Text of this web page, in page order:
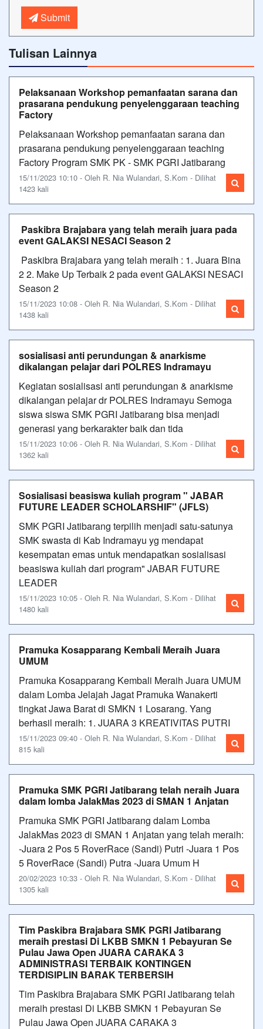
Submit
Tulisan Lainnya
Pelaksanaan Workshop pemanfaatan sarana dan
prasarana pendukung penyelenggaraan teaching
Factory
Pelaksanaan Workshop pemanfaatan sarana dan
prasarana pendukung penyelenggaraan teaching
Factory Program SMK PK - SMK PGRI Jatibarang
15/11/2023 10:10 - Oleh R. Nia Wulandari, S.Kom - Dilihat
1423 kali
Paskibra Brajabara yang telah meraih juara pada
event GALAKSI NESACI Season 2
Paskibra Brajabara yang telah meraih : 1. Juara Bina
2 2. Make Up Terbaik 2 pada event GALAKSI NESACI
Season 2
15/11/2023 10:08 - Oleh R. Nia Wulandari, S.Kom - Dilihat
1438 kali
sosialisasi anti perundungan & anarkisme
dikalangan pelajar dari POLRES Indramayu
Kegiatan sosialisasi anti perundungan & anarkisme
dikalangan pelajar dr POLRES Indramayu Semoga
siswa siswa SMK PGRI Jatibarang bisa menjadi
generasi yang berkarakter baik dan tida
15/11/2023 10:06 - Oleh R. Nia Wulandari, S.Kom - Dilihat
1362 kali
Sosialisasi beasiswa kuliah program " JABAR
FUTURE LEADER SCHOLARSHIF" (JFLS)
SMK PGRI Jatibarang terpilih menjadi satu-satunya
SMK swasta di Kab Indramayu yg mendapat
kesempatan emas untuk mendapatkan sosialisasi
beasiswa kuliah dari program" JABAR FUTURE
LEADER
15/11/2023 10:05 - Oleh R. Nia Wulandari, S.Kom - Dilihat
1480 kali
Pramuka Kosapparang Kembali Meraih Juara
UMUM
Pramuka Kosapparang Kembali Meraih Juara UMUM
dalam Lomba Jelajah Jagat Pramuka Wanakerti
tingkat Jawa Barat di SMKN 1 Losarang. Yang
berhasil meraih: 1. JUARA 3 KREATIVITAS PUTRI
15/11/2023 09:40 - Oleh R. Nia Wulandari, S.Kom - Dilihat
815 kali
Pramuka SMK PGRI Jatibarang telah neraih Juara
dalam lomba JalakMas 2023 di SMAN 1 Anjatan
Pramuka SMK PGRI Jatibarang dalam Lomba
JalakMas 2023 di SMAN 1 Anjatan yang telah meraih:
-Juara 2 Pos 5 RoverRace (Sandi) Putri -Juara 1 Pos
5 RoverRace (Sandi) Putra -Juara Umum H
20/02/2023 10:33 - Oleh R. Nia Wulandari, S.Kom - Dilihat
1305 kali
Tim Paskibra Brajabara SMK PGRI Jatibarang
meraih prestasi Di LKBB SMKN 1 Pebayuran Se
Pulau Jawa Open JUARA CARAKA 3
ADMINISTRASI TERBAIK KONTINGEN
TERDISIPLIN BARAK TERBERSIH
Tim Paskibra Brajabara SMK PGRI Jatibarang telah
meraih prestasi Di LKBB SMKN 1 Pebayuran Se
Pulau Jawa Open JUARA CARAKA 3